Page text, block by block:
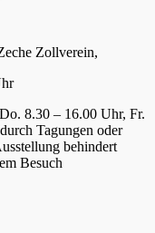
Zollverein,
8.30 – 16.00 Uhr, Fr.
Tagungen oder
behindert
Besuch